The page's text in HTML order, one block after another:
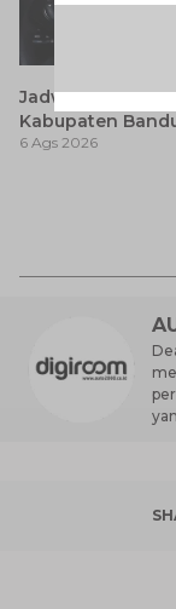
Jadwal SIM
Kabupaten
Terbaru 2026 dan
6 Ags 2026